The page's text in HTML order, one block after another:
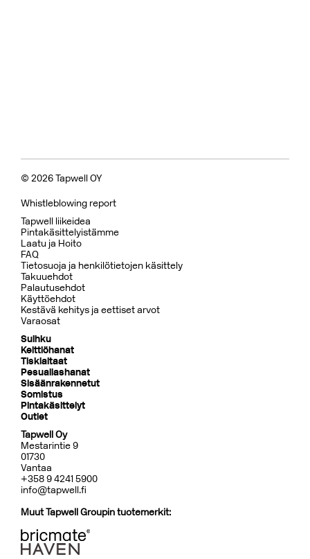
© 2026 Tapwell OY
Whistleblowing report
Tapwell liikeidea
Pintakäsittelyistämme
Laatu ja Hoito
FAQ
Tietosuoja ja henkilötietojen käsittely
Takuuehdot
Palautusehdot
Käyttöehdot
Kestävä kehitys ja eettiset arvot
Varaosat
Suihku
Keittiöhanat
Tiskialtaat
Pesuallashanat
Sisäänrakennetut
Somistus
Pintakäsittelyt
Outlet
Tapwell Oy
Mestarintie 9
01730
Vantaa
+358 9 4241 5900
info@tapwell.fi
Muut Tapwell Groupin tuotemerkit: